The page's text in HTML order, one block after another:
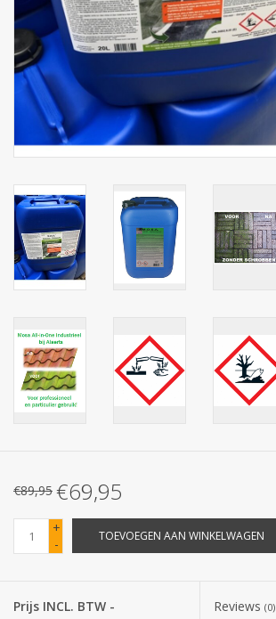
Kassarollen
Cleaning-producten
Relatiegeschenken
Verpakking
Kantoorbenodigdheden
Corona
Paasgeschenken
€89,95 €69,95
+
-
TOEVOEGEN AAN WINKELWAGEN
Prijs INCL. BTW -
Reviews (0)